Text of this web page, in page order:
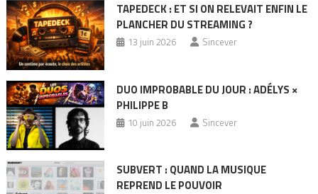
TAPEDECK : ET SI ON RELEVAIT ENFIN LE
PLANCHER DU STREAMING ?
13 juin 2026 Sincever
DUO IMPROBABLE DU JOUR : ADÉLYS ×
PHILIPPE B
10 juin 2026 Sincever
SUBVERT : QUAND LA MUSIQUE
REPREND LE POUVOIR